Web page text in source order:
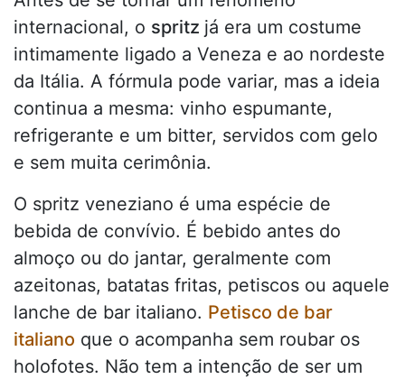
internacional, o spritz já era um costume
intimamente ligado a Veneza e ao nordeste
da Itália. A fórmula pode variar, mas a ideia
continua a mesma: vinho espumante,
refrigerante e um bitter, servidos com gelo
e sem muita cerimônia.
O spritz veneziano é uma espécie de
bebida de convívio. É bebido antes do
almoço ou do jantar, geralmente com
azeitonas, batatas fritas, petiscos ou aquele
lanche de bar italiano. Petisco de bar
italiano que o acompanha sem roubar os
holofotes. Não tem a intenção de ser um